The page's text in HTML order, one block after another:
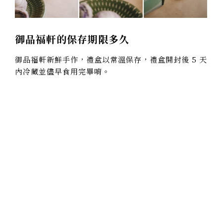
御品福軒的保存期限多久
御品福軒新鮮手作，禮盒以常溫保存，禮盒開封後 5 天
內冷藏並儘早食用完畢唷。